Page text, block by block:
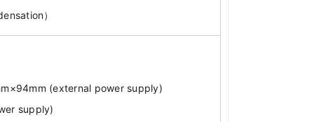
）
(external power supply)
supply)